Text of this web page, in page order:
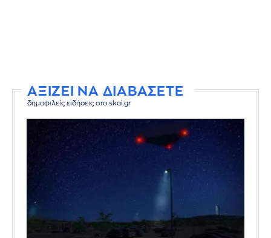
ΑΞΙΖΕΙ ΝΑ ΔΙΑΒΑΣΕΤΕ
δημοφιλείς ειδήσεις στο skai.gr